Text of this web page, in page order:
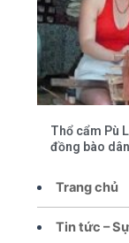
Trang chủ
Tin tức –
Thổ cẩm Pù
đồng bào